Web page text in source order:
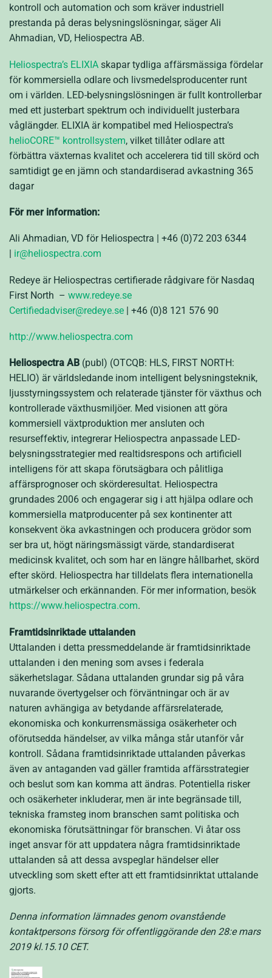
kontroll och automation och som kräver industriell
prestanda på deras belysningslösningar, säger Ali
Ahmadian, VD, Heliospectra AB.
Heliospectra’s ELIXIA skapar tydliga affärsmässiga fördelar
för kommersiella odlare och livsmedelsproducenter runt
om i världen. LED-belysningslösningen är fullt kontrollerbar
med ett justerbart spektrum och individuellt justerbara
våglängder. ELIXIA är kompatibel med Heliospectra’s
helioCORE™ kontrollsystem, vilket tillåter odlare att
förbättra växternas kvalitet och accelerera tid till skörd och
samtidigt ge en jämn och standardiserad avkastning 365
dagar
För mer information:
Ali Ahmadian, VD för Heliospectra | +46 (0)72 203 6344
ir@heliospectra.com
Redeye är Heliospectras certifierade rådgivare för Nasdaq
First North – www.redeye.se
Certifiedadviser@redeye.se | +46 (0)8 121 576 90
http://www.heliospectra.com
Heliospectra AB (publ) (OTCQB: HLS, FIRST NORTH:
HELIO) är världsledande inom intelligent belysningsteknik,
ljusstyrningssystem och relaterade tjänster för växthus och
kontrollerade växthusmiljöer. Med visionen att göra
kommersiell växtproduktion mer ansluten och
resurseffektiv, integrerar Heliospectra anpassade LED-
belysningsstrategier med realtidsrespons och artificiell
intelligens för att skapa förutsägbara och pålitliga
affärsprognoser och skörderesultat. Heliospectra
grundades 2006 och engagerar sig i att hjälpa odlare och
kommersiella matproducenter på sex kontinenter att
konsekvent öka avkastningen och producera grödor som
ser bra ut, högt näringsmässigt värde, standardiserat
medicinsk kvalitet, och som har en längre hållbarhet, skörd
efter skörd. Heliospectra har tilldelats flera internationella
utmärkelser och erkännanden. För mer information, besök
https://www.heliospectra.com.
Framtidsinriktade uttalanden
Uttalanden i detta pressmeddelande är framtidsinriktade
uttalanden i den mening som avses i federala
säkerhetslagar. Sådana uttalanden grundar sig på våra
nuvarande övertygelser och förväntningar och är av
naturen avhängiga av betydande affärsrelaterade,
ekonomiska och konkurrensmässiga osäkerheter och
oförutsedda händelser, av vilka många står utanför vår
kontroll. Sådana framtidsinriktade uttalanden påverkas
även av antaganden vad gäller framtida affärsstrategier
och beslut som kan komma att ändras. Potentiella risker
och osäkerheter inkluderar, men är inte begränsade till,
tekniska framsteg inom branschen samt politiska och
ekonomiska förutsättningar för branschen. Vi åtar oss
inget ansvar för att uppdatera några framtidsinriktade
uttalanden så att dessa avspeglar händelser eller
utveckling som skett efter att ett framtidsinriktat uttalande
gjorts.
Denna information lämnades genom ovanstående
kontaktpersons försorg för offentliggörande den 28:e mars
2019 kl.15.10 CET.